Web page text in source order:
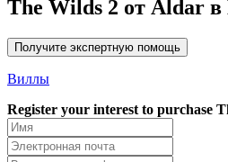
The Wilds 2 от Aldar в
Получите экспертную помощь
Виллы
Register your interest to purchase